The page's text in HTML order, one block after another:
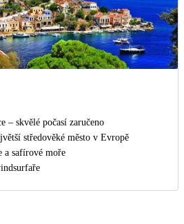
– skvělé počasí zaručeno
středověké město v Evropě
a safírové moře